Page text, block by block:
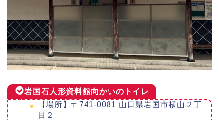
岩国石人形資料館向かいのトイレ
【場所】〒741-0081 山口県岩国市横山２丁
目２